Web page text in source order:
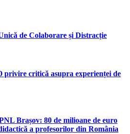
de Colaborare și Distracție
privire critică asupra experienței de
Brașov: 80 de milioane de euro
a profesorilor din România